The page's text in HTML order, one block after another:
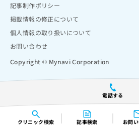
クリニック検索 記事検索 お問
電話する
記事制作ポリシー
掲載情報の修正について
個人情報の取り扱いについて
お問い合わせ
Copyright © Mynavi Corporation